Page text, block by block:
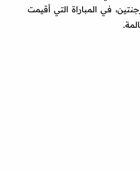
في المباراة التي أقيمت